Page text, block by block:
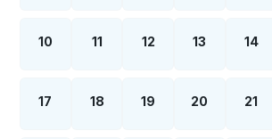
10 11 12 13 14
17 18 19 20 21